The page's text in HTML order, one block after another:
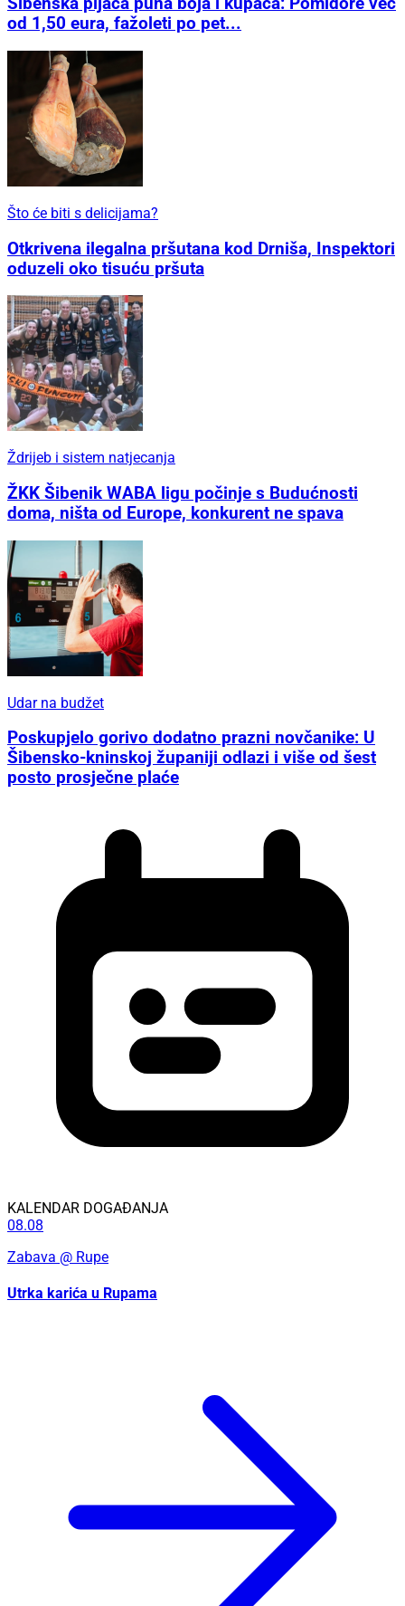
od 1,50 eura, fažoleti po pet...
Što će biti s delicijama?
Otkrivena ilegalna pršutana kod Drniša, Inspektori
oduzeli oko tisuću pršuta
Ždrijeb i sistem natjecanja
ŽKK Šibenik WABA ligu počinje s Budućnosti
doma, ništa od Europe, konkurent ne spava
Udar na budžet
Poskupjelo gorivo dodatno prazni novčanike: U
Šibensko-kninskoj županiji odlazi i više od šest
posto prosječne plaće
KALENDAR DOGAĐANJA
08.08
Zabava @ Rupe
Utrka karića u Rupama